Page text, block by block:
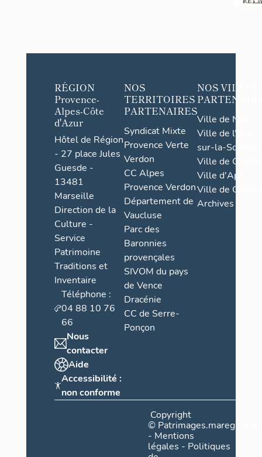
RÉGION
Provence-
Alpes-Côte
d'Azur
Hôtel de Région
- 27 place Jules
Guesde -
13481
Marseille
Direction de la
Culture -
Service
Patrimoine
Traditions et
Inventaire
Téléphone :
04 88 10 76
66
Nous
contacter
Aide
Accessibilité :
non conforme
NOS
TERRITOIRES
PARTENAIRES
Syndicat Mixte
Provence Verte
Verdon
CC Alpes
Provence Verdon
Département de
Vaucluse
Parc des
Baronnies
provençales
SIVOM du pays
de Vence
Dracénie
CC de Serre-
Ponçon
NOS VILLES
Ville de Nice
Ville de l'Isle-
sur-la-Sorgue
Ville de Grasse
Ville d'Apt
Ville de
Archives
Copyright
©
- Mentions
légales - Politiques